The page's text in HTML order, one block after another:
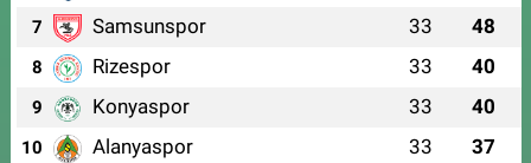
7 Samsunspor 33 48
8 Rizespor 33 40
9 Konyaspor 33 40
10 Alanyaspor 33 37